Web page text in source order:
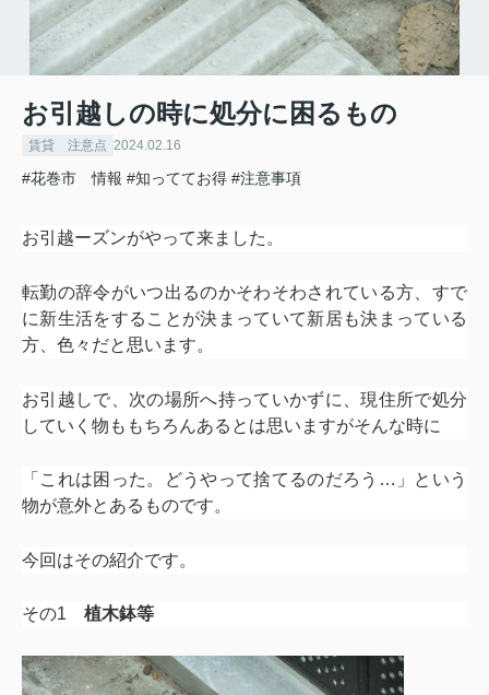
お引越しの時に処分に困るもの
賃貸 注意点 2024.02.16
#花巻市 情報 #知っててお得 #注意事項
お引越ーズンがやって来ました。
転勤の辞令がいつ出るのかそわそわされている方、すで
に新生活をすることが決まっていて新居も決まっている
方、色々だと思います。
お引越しで、次の場所へ持っていかずに、現住所で処分
していく物ももちろんあるとは思いますがそんな時に
「これは困った。どうやって捨てるのだろう…」という
物が意外とあるものです。
今回はその紹介です。
その1 植木鉢等